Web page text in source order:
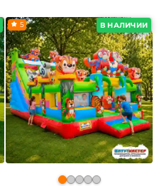
В НАЛИЧИИ
5